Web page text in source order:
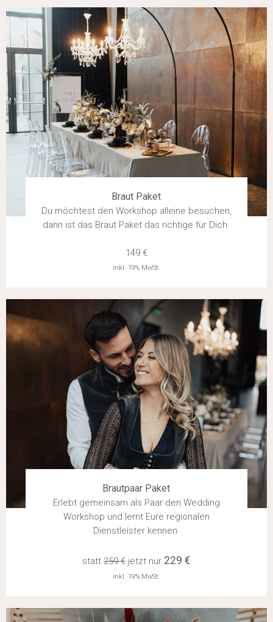
Braut Paket
Du möchtest den Workshop alleine besuchen,
dann ist das Braut Paket das richtige für Dich.
149 €
inkl. 19% MwSt.
Brautpaar Paket
Erlebt gemeinsam als Paar den Wedding
Workshop und lernt Eure regionalen
Dienstleister kennen.
statt 259 €jetzt nur 229 €
inkl. 19% MwSt.